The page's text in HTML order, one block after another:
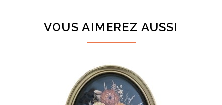
VOUS AIMEREZ AUSSI